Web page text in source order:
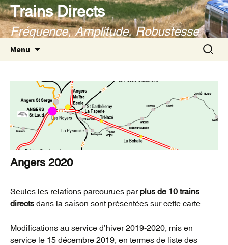
Aller
au
contenu
Trains Directs
Fréquence, Amplitude, Robustesse
Menu
Angers 2020
Seules les relations parcourues par plus de 10 trains
directs dans la saison sont présentées sur cette carte.
Modifications au service d’hiver 2019-2020, mis en
service le 15 décembre 2019, en termes de liste des